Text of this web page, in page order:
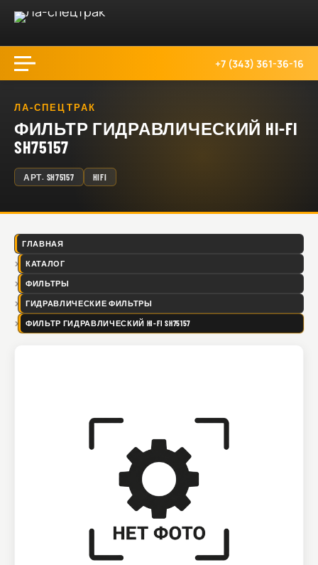
+7 (343) 361-36-16
ЛА-СПЕЦТРАК
ФИЛЬТР ГИДРАВЛИЧЕСКИЙ HI-FI
SH75157
АРТ. SH75157 HIFI
ГЛАВНАЯ
КАТАЛОГ
ФИЛЬТРЫ
ГИДРАВЛИЧЕСКИЕ ФИЛЬТРЫ
ФИЛЬТР ГИДРАВЛИЧЕСКИЙ HI-FI SH75157